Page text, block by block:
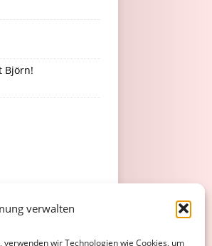
verwalten
wir Technologien wie Cookies, um
Björn!